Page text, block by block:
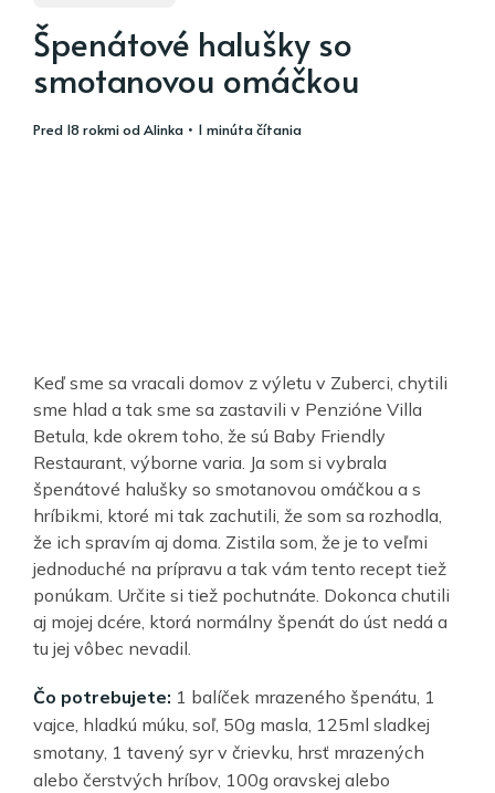
Špenátové halušky so
smotanovou omáčkou
pred 18 rokmiodAlinka • 1 minúta čítania
Keď sme sa vracali domov z výletu v Zuberci, chytili
sme hlad a tak sme sa zastavili v Penzióne Villa
Betula, kde okrem toho, že sú Baby Friendly
Restaurant, výborne varia. Ja som si vybrala
špenátové halušky so smotanovou omáčkou a s
hríbikmi, ktoré mi tak zachutili, že som sa rozhodla,
že ich spravím aj doma. Zistila som, že je to veľmi
jednoduché na prípravu a tak vám tento recept tiež
ponúkam. Určite si tiež pochutnáte. Dokonca chutili
aj mojej dcére, ktorá normálny špenát do úst nedá a
tu jej vôbec nevadil.
Čo potrebujete: 1 balíček mrazeného špenátu, 1
vajce, hladkú múku, soľ, 50g masla, 125ml sladkej
smotany, 1 tavený syr v črievku, hrsť mrazených
alebo čerstvých hríbov, 100g oravskej alebo